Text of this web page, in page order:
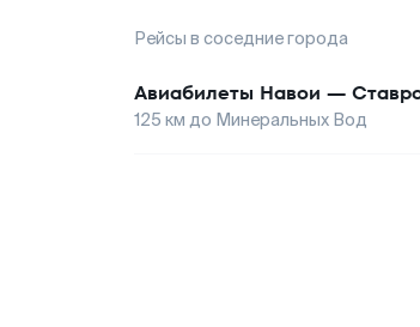
Рейсы в соседние города
Авиабилеты Навои —
125 км до Минеральных Вод